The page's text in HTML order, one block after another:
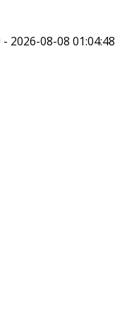
- 2026-08-08 01:04:48